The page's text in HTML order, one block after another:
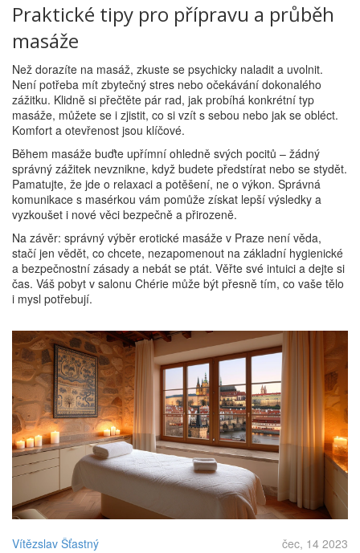
Praktické tipy pro přípravu a průběh
masáže
Než dorazíte na masáž, zkuste se psychicky naladit a uvolnit.
Není potřeba mít zbytečný stres nebo očekávání dokonalého
zážitku. Klidně si přečtěte pár rad, jak probíhá konkrétní typ
masáže, můžete se i zjistit, co si vzít s sebou nebo jak se obléct.
Komfort a otevřenost jsou klíčové.
Během masáže buďte upřímní ohledně svých pocitů – žádný
správný zážitek nevznikne, když budete předstírat nebo se stydět.
Pamatujte, že jde o relaxaci a potěšení, ne o výkon. Správná
komunikace s masérkou vám pomůže získat lepší výsledky a
vyzkoušet i nové věci bezpečně a přirozeně.
Na závěr: správný výběr erotické masáže v Praze není věda,
stačí jen vědět, co chcete, nezapomenout na základní hygienické
a bezpečnostní zásady a nebát se ptát. Věřte své intuici a dejte si
čas. Váš pobyt v salonu Chérie může být přesně tím, co vaše tělo
i mysl potřebují.
Vítězslav Šťastný čec, 14 2023